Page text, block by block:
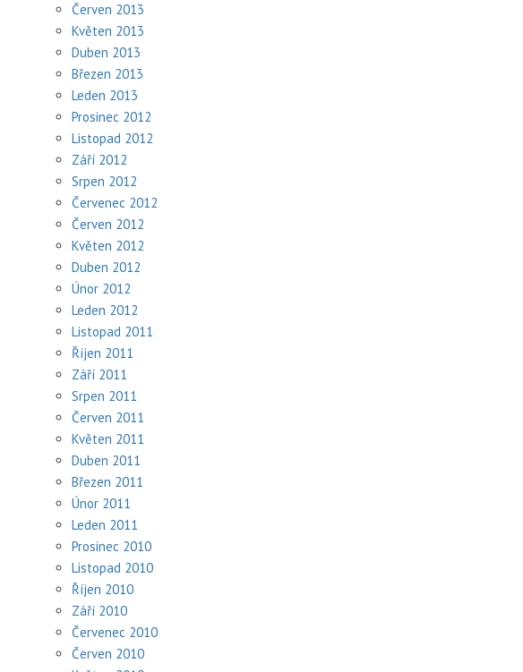
Červen 2013
Květen 2013
Duben 2013
Březen 2013
Leden 2013
Prosinec 2012
Listopad 2012
Září 2012
Srpen 2012
Červenec 2012
Červen 2012
Květen 2012
Duben 2012
Únor 2012
Leden 2012
Listopad 2011
Říjen 2011
Září 2011
Srpen 2011
Červen 2011
Květen 2011
Duben 2011
Březen 2011
Únor 2011
Leden 2011
Prosinec 2010
Listopad 2010
Říjen 2010
Září 2010
Červenec 2010
Červen 2010